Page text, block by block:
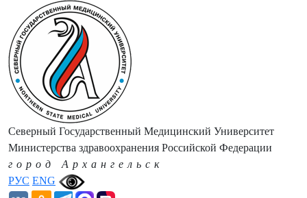
РУС ENG
Северный Государственный Медицинский Университет
Министерства здравоохранения Российской Федерации
город Архангельск